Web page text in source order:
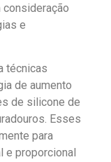
consideração
e
técnicas
de aumento
de silicone de
Esses
para
e proporcional